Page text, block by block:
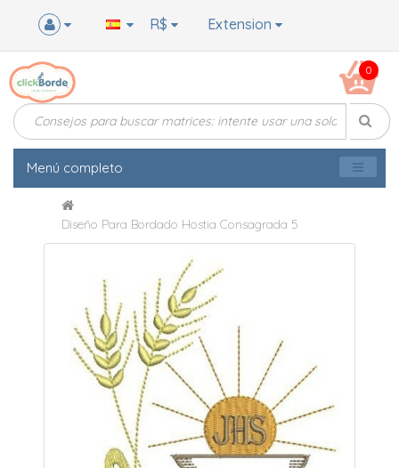
Extension
R$
0
Menú completo
Diseño Para Bordado Hostia Consagrada 5